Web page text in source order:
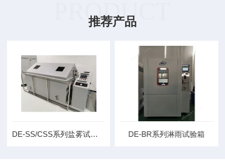
PRODUCT
推荐产品
DE-SS/CSS系列盐雾试验箱 DE-BR系列淋雨试验箱